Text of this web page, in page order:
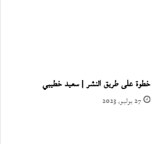
خطوة على طريق النشر | سعيد خطيبي
27 يوليو، 2023